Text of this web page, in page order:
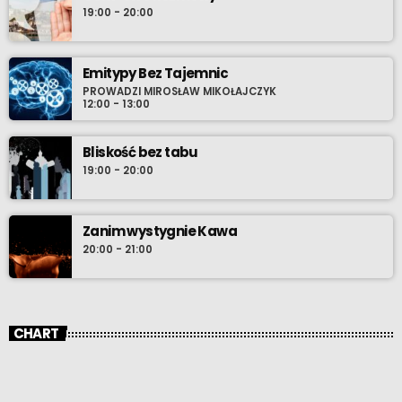
stała się jego artystycznym azylem. Aktywny muzyk, tworzący
z pasją dla ludzi stara sie przenieść to co najlepsze z jego
wiedzy dla słuchaczy radia. Ulubiony gatunek reggae, ulubiony
kolor zielony, ulubione danie – lody, za które pozwoli się pokroić.
19:00 - 20:00
Emitypy Bez Tajemnic
PROWADZI MIROSŁAW MIKOŁAJCZYK
12:00 - 13:00
Bliskość bez tabu
19:00 - 20:00
Zanim wystygnie Kawa
20:00 - 21:00
CHART